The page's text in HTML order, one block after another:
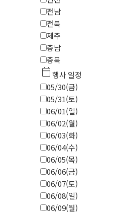
전남
전북
제주
충남
충북
calendar_today행사 일정
05/30(금)
05/31(토)
06/01(일)
06/02(월)
06/03(화)
06/04(수)
06/05(목)
06/06(금)
06/07(토)
06/08(일)
06/09(월)